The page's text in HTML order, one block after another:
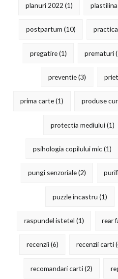
planuri 2022 (1) plastilina
postpartum (10)
pregatire(1) prematuri
preventie(3)
prima carte(1) produse
protectia mediului(1)
psihologia copilului mic(1)
pungi senzoriale(2)
puzzle incastru (1)
raspundel istetel (1) rear
recenzii(6) recenzii carti
recomandari carti(2)